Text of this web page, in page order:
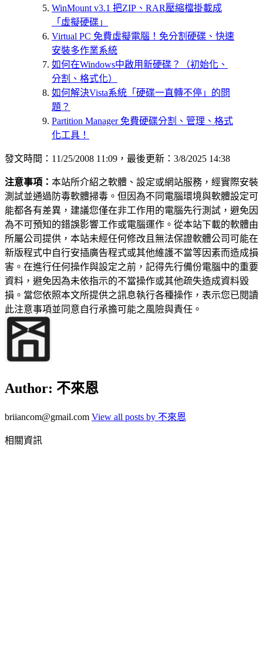
WinMount v3.1 把ZIP、RAR壓縮檔掛載成
「虛擬硬碟」
Virtual PC 免費虛擬電腦！免分割硬碟、快速
安裝多作業系統
如何在Windows中啟用新硬碟？（初始化、
分割、格式化）
如何解決Vista系統「硬碟一直轉不停」的問
題？
Partition Manager 免費硬碟分割、管理、格式
化工具！
發文時間：11/25/2008 11:09，最後更新：3/8/2025 14:38
注意事項： 本站所介紹之軟體、設定或網站服務，經實際安裝
測試並通過防毒軟體掃毒。但因為不同電腦環境與軟體設定可
能都各有差異，建議您僅在非工作用的電腦先行測試，避免因
為不可預知的錯誤影響工作或電腦運作。從本站下載的軟體由
所屬公司提供，本站未經任何修改且無法保證軟體公司可能在
新版程式中自行安插廣告程式或其他維護不當等因素而造成損
害。在進行任何操作與設定之前，記得先行備份電腦中的重要
資料，避免因為未依指示的不當操作或其他疏失造成資料毀
損。當您依照本文所提供之訊息執行各種操作，表示您已閱讀
此注意事項並同意自行承擔可能之風險與責任。
Author: 不來恩
briiancom@gmail.com View all posts by 不來恩
相關資訊